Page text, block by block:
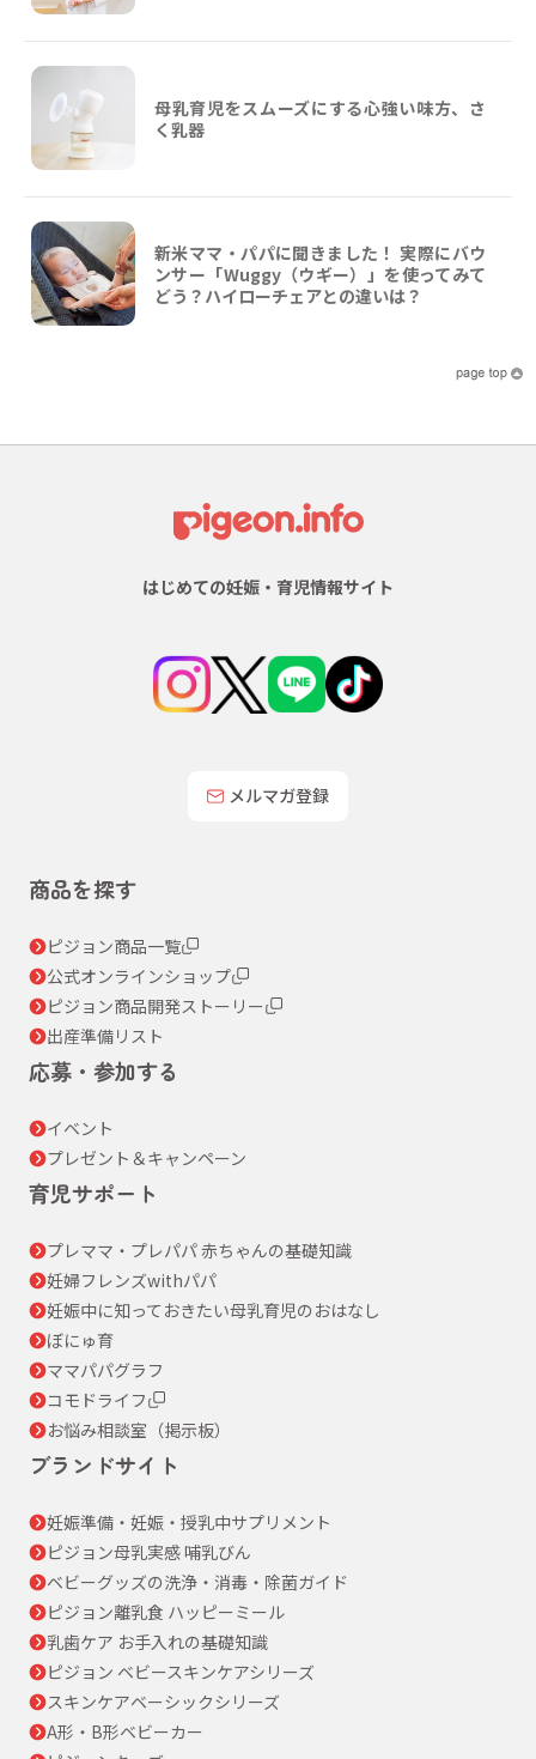
母乳育児をスムーズにする心強い味方、さ
く乳器
新米ママ・パパに聞きました！ 実際にバウ
ンサー「Wuggy（ウギー）」を使ってみて
どう？ハイローチェアとの違いは？
はじめての妊娠・育児情報サイト
メルマガ登録
商品を探す
ピジョン商品一覧
公式オンラインショップ
ピジョン商品開発ストーリー
出産準備リスト
応募・参加する
イベント
プレゼント＆キャンペーン
育児サポート
プレママ・プレパパ 赤ちゃんの基礎知識
妊婦フレンズwithパパ
妊娠中に知っておきたい母乳育児のおはなし
ぼにゅ育
ママパパグラフ
コモドライフ
お悩み相談室（掲示板）
ブランドサイト
妊娠準備・妊娠・授乳中サプリメント
ピジョン母乳実感 哺乳びん
ベビーグッズの洗浄・消毒・除菌ガイド
ピジョン離乳食 ハッピーミール
乳歯ケア お手入れの基礎知識
ピジョン ベビースキンケアシリーズ
スキンケアベーシックシリーズ
A形・B形ベビーカー